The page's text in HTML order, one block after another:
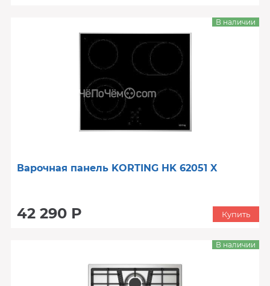
Варочная панель KORTING HK 62051 X
42 290 Р
В наличии
Купить
В наличии